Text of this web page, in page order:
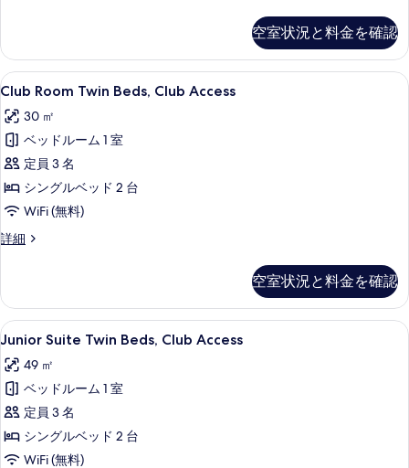
真
を
表
示
す
る
の
詳
細
空室状況と料金を確認
Club
Room
Twin
Beds,
Club
Access
の
す
の
写
真
を
表
示
す
Club Room Twin Beds, Club Access
4
Club Room Twin Beds, Club Access
30 ㎡
ベッドルーム 1 室
定員 3 名
シングルベッド 2 台
WiFi (無料)
詳細
Club
Club
Access
の
細
空室状況と料金を確認
Junior
Suite
Twin
Beds,
Club
Access
の
Junior Suite Twin Beds, Club Access
6
Junior Suite Twin Beds, Club Access
49 ㎡
ベッドルーム 1 室
定員 3 名
シングルベッド 2 台
WiFi (無料)